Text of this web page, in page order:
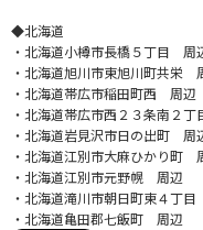
◆北海道
・北海道小樽市長橋５丁目 周
・北海道旭川市東旭川町共栄
・北海道帯広市稲田町西 周辺
・北海道帯広市西２３条南２
・北海道岩見沢市日の出町 周
・北海道江別市大麻ひかり町
・北海道江別市元野幌 周辺
・北海道滝川市朝日町東４丁
・北海道亀田郡七飯町 周辺